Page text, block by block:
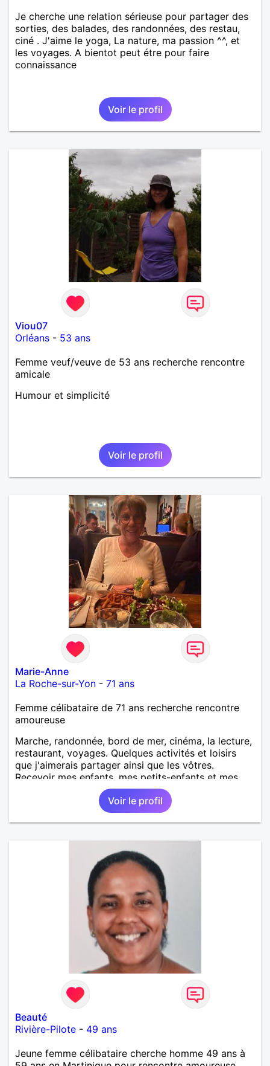
Je cherche une relation sérieuse pour partager des
sorties, des balades, des randonnées, des restau,
ciné . J'aime le yoga, La nature, ma passion ^^, et
les voyages. A bientot peut étre pour faire
connaissance
Voir le profil
Viou07
Orléans - 53 ans
Femme veuf/veuve de 53 ans recherche rencontre
amicale
Humour et simplicité
Voir le profil
Marie-Anne
La Roche-sur-Yon - 71 ans
Femme célibataire de 71 ans recherche rencontre
amoureuse
Marche, randonnée, bord de mer, cinéma, la lecture,
restaurant, voyages. Quelques activités et loisirs
que j'aimerais partager ainsi que les vôtres.
Recevoir mes enfants, mes petits-enfants et mes
amis. Bénévolat auprès des enfants à l’école, pour le
cinéma indépendant... Se rencontrer, être à l’écoute,
échanger avec une personne de confiance, pour une
vie de partage, de tendresse. Les voyages et où
dehors des sentiers battus me raviraient. Je
m'engage à répondre à votre message. Au plaisir de
Voir le profil
Beauté
Rivière-Pilote - 49 ans
Jeune femme célibataire cherche homme 49 ans à